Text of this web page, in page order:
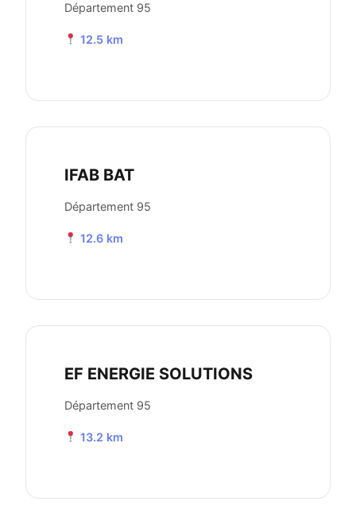
Département 95
12.5 km
IFAB BAT
Département 95
12.6 km
EF ENERGIE SOLUTIONS
Département 95
13.2 km